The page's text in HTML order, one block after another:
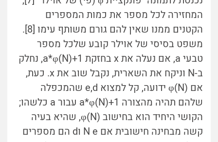
המחזירה לכל מספר את כמות המספרים
הקטנים ממנו שאין להם גורם משותף עימו [8].
משפט בסיסי של אוילר קובע שלכל מספר
טבעי a, אם נעלה את x בחזקת a*φ(N)+1, נחלק
ב-N וניקח את השארית, נקבל שוב את x. כעת,
אם φ(N) ידועה, קל למצוא e,d שהמכפלה
שלהם תהיה מהצורה a*φ(N)+1 עבור a כלשהו;
הקושי היחיד הוא בחישוב φ(N), שהיא בעיה
קשה מבחינה חישובית אם N e וd הם מספרים